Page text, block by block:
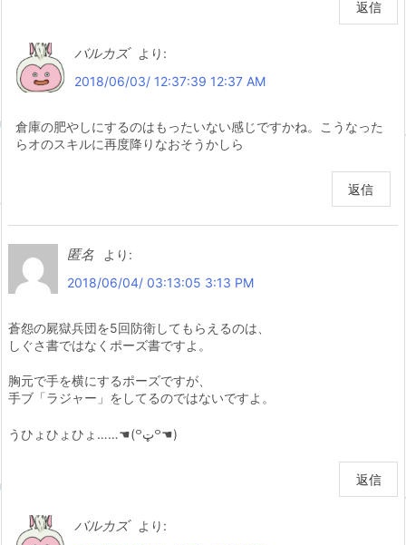
返信
バルカズ
より:
2018/06/03/ 12:37:39 12:37 AM
倉庫の肥やしにするのはもったいない感じですかね。こうなった
らオのスキルに再度降りなおそうかしら
返信
匿名
より:
2018/06/04/ 03:13:05 3:13 PM
蒼怨の屍獄兵団を5回防衛してもらえるのは、
しぐさ書ではなくポーズ書ですよ。
胸元で手を横にするポーズですが、
手ブ「ラジャー」をしてるのではないですよ。
うひょひょひょ……☚(꒪ټ꒪☚)
返信
バルカズ
より: